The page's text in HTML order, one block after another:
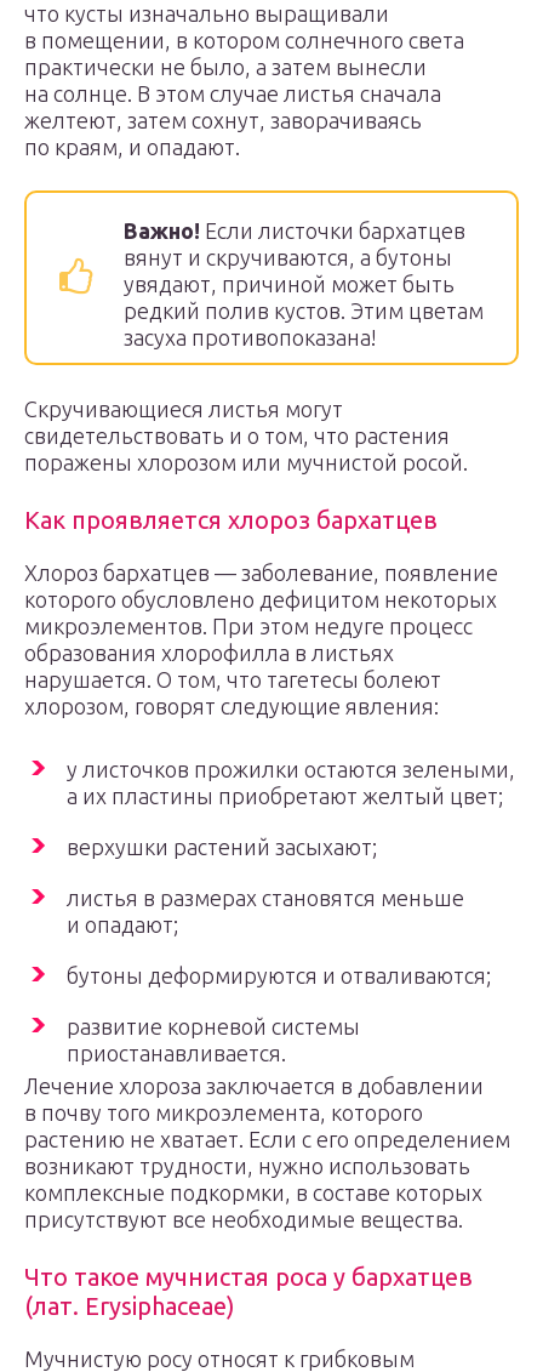
что кусты изначально выращивали
в помещении, в котором солнечного света
практически не было, а затем вынесли
на солнце. В этом случае листья сначала
желтеют, затем сохнут, заворачиваясь
по краям, и опадают.
Важно! Если листочки бархатцев
вянут и скручиваются, а бутоны
увядают, причиной может быть
редкий полив кустов. Этим цветам
засуха противопоказана!
Скручивающиеся листья могут
свидетельствовать и о том, что растения
поражены хлорозом или мучнистой росой.
Как проявляется хлороз бархатцев
Хлороз бархатцев — заболевание, появление
которого обусловлено дефицитом некоторых
микроэлементов. При этом недуге процесс
образования хлорофилла в листьях
нарушается. О том, что тагетесы болеют
хлорозом, говорят следующие явления:
у листочков прожилки остаются зелеными,
а их пластины приобретают желтый цвет;
верхушки растений засыхают;
листья в размерах становятся меньше
и опадают;
бутоны деформируются и отваливаются;
развитие корневой системы
приостанавливается.
Лечение хлороза заключается в добавлении
в почву того микроэлемента, которого
растению не хватает. Если с его определением
возникают трудности, нужно использовать
комплексные подкормки, в составе которых
присутствуют все необходимые вещества.
Что такое мучнистая роса у бархатцев
(лат. Erysiphaceae)
Мучнистую росу относят к грибковым